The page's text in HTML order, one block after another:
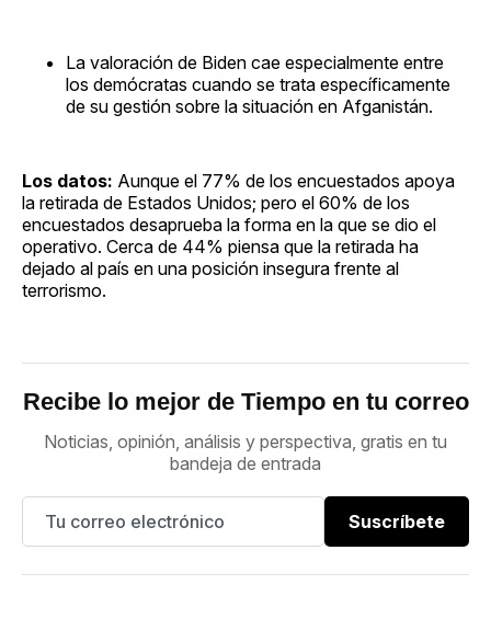
La valoración de Biden cae especialmente entre
los demócratas cuando se trata específicamente
de su gestión sobre la situación en Afganistán.
Los datos: Aunque el 77% de los encuestados apoya
la retirada de Estados Unidos; pero el 60% de los
encuestados desaprueba la forma en la que se dio el
operativo. Cerca de 44% piensa que la retirada ha
dejado al país en una posición insegura frente al
terrorismo.
Recibe lo mejor de Tiempo en tu correo
Noticias, opinión, análisis y perspectiva, gratis en tu
bandeja de entrada
Suscríbete